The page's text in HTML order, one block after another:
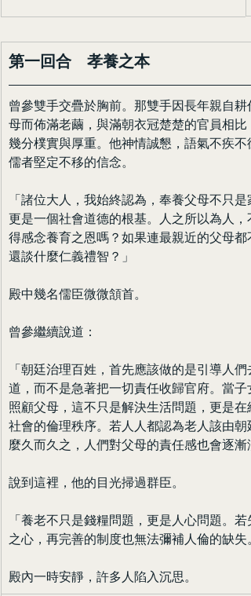
第一回合　孝養之本
曾參雙手交疊於胸前。那雙手因長年親自耕
母而佈滿老繭，與滿朝衣冠楚楚的官員相比
幾分樸實與厚重。他神情誠懇，語氣不疾不
儒者堅定不移的信念。
「諸位大人，我始終認為，奉養父母不只是
更是一個社會道德的根基。人之所以為人，
得感念養育之恩嗎？如果連最親近的父母都
還談什麼仁義禮智？」
殿中幾名儒臣微微頷首。
曾參繼續說道：
「朝廷治理百姓，首先應該做的是引導人們
道，而不是急著把一切責任收歸官府。當子
照顧父母，這不只是解決生活問題，更是在
社會的倫理秩序。若人人都認為老人該由朝
麼久而久之，人們對父母的責任感也會逐漸
說到這裡，他的目光掃過群臣。
「養老不只是錢糧問題，更是人心問題。若
之心，再完善的制度也無法彌補人倫的缺失
殿內一時安靜，許多人陷入沉思。